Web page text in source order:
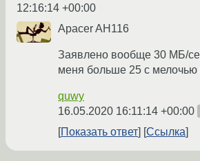
12:16:14 +00:00
Apacer AH116
Заявлено вообще 30 МБ/
меня больше 25 с мелочью
quwy
16.05.2020 16:11:14 +00:00
Показать ответ Ссылка